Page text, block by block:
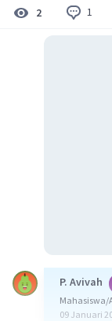
2 1
P. Avivah
Mahasiswa/
09 Januari